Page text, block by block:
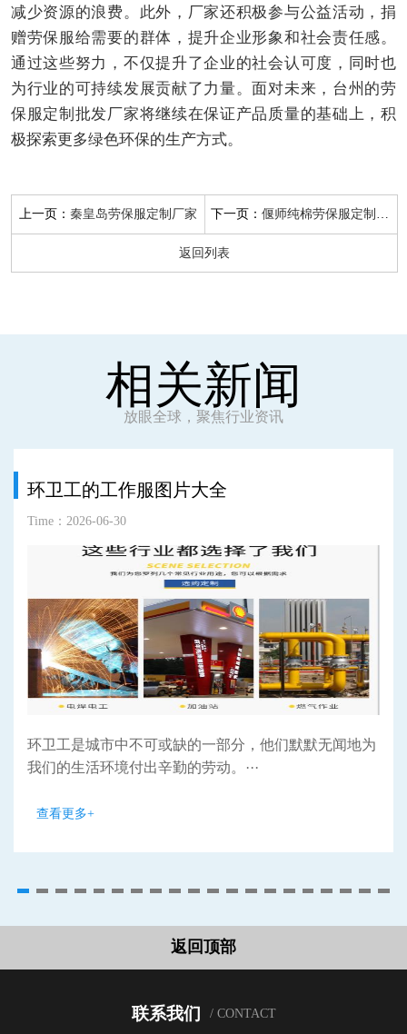
减少资源的浪费。此外，厂家还积极参与公益活动，捐
赠劳保服给需要的群体，提升企业形象和社会责任感。
通过这些努力，不仅提升了企业的社会认可度，同时也
为行业的可持续发展贡献了力量。面对未来，台州的劳
保服定制批发厂家将继续在保证产品质量的基础上，积
极探索更多绿色环保的生产方式。
上一页：秦皇岛劳保服定制厂家 下一页：偃师纯棉劳保服定制厂地址
返回列表
相关新闻
放眼全球，聚焦行业资讯
环卫工的工作服图片大全
Time：2026-06-30
环卫工是城市中不可或缺的一部分，他们默默无闻地为
我们的生活环境付出辛勤的劳动。···
查看更多+
返回顶部
联系我们 / CONTACT